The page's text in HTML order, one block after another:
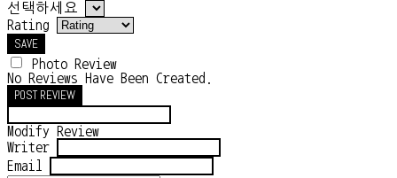
선택하세요
Rating
SAVE
Photo Review
No Reviews Have Been Created.
POST REVIEW
Modify Review
Writer
Email